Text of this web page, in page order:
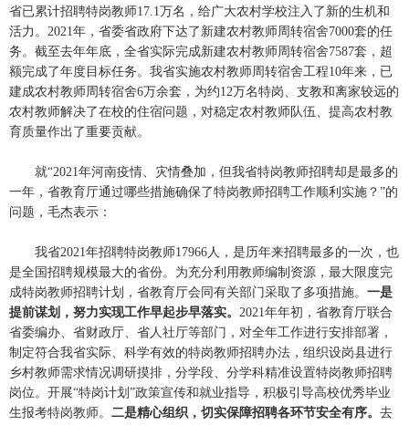
省已累计招聘特岗教师17.1万名，给广大农村学校注入了新的生机和
活力。2021年，省委省政府下达了新建农村教师周转宿舍7000套的任
务。截至去年年底，全省实际完成新建农村教师周转宿舍7587套，超
额完成了年度目标任务。我省实施农村教师周转宿舍工程10年来，已
建成农村教师周转宿舍6万余套，为约12万名特岗、支教和离家较远的
农村教师解决了在校的住宿问题，对稳定农村教师队伍、提高农村教
育质量作出了重要贡献。
就“2021年河南疫情、灾情叠加，但我省特岗教师招聘却是最多的
一年，省教育厅通过哪些措施确保了特岗教师招聘工作顺利实施？”的
问题，毛杰表示：
我省2021年招聘特岗教师17966人，是历年来招聘最多的一次，也
是全国招聘规模最大的省份。为充分利用教师编制资源，最大限度完
成特岗教师招聘计划，省教育厅会同有关部门采取了多项措施。 一是
提前谋划，努力实现工作早起步早落实。 2021年年初，省教育厅联合
省委编办、省财政厅、省人社厅等部门，对全年工作进行安排部署，
制定符合我省实际、科学有效的特岗教师招聘办法，组织设岗县进行
乡村教师需求情况调研摸排，分学段、分学科精准设置特岗教师招聘
岗位。开展“特岗计划”政策宣传和就业指导，积极引导高校优秀毕业
生报考特岗教师。 二是精心组织，切实保障招聘各环节安全有序。 去